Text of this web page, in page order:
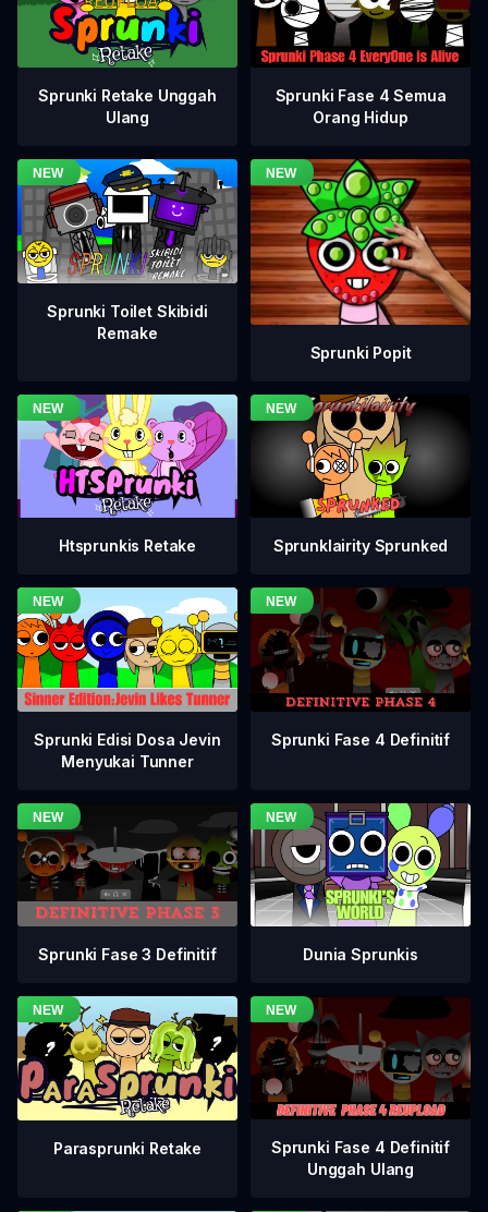
Sprunki Retake Unggah
Ulang
Sprunki Fase 4 Semua
Orang Hidup
Sprunki Toilet Skibidi
Remake
Sprunki Popit
Htsprunkis Retake Sprunklairity Sprunked
Sprunki Edisi Dosa Jevin
Menyukai Tunner
Sprunki Fase 4 Definitif
Sprunki Fase 3 Definitif Dunia Sprunkis
Parasprunki Retake
Sprunki Fase 4 Definitif
Unggah Ulang